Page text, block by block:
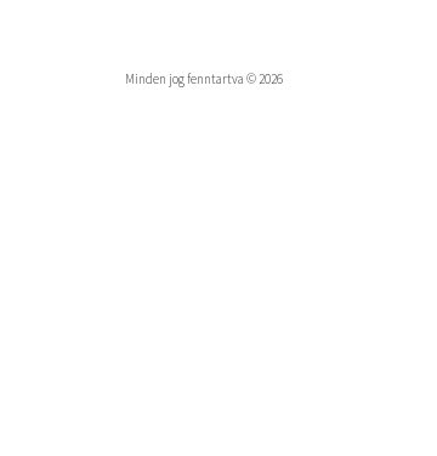
Minden jog fenntartva © 2026